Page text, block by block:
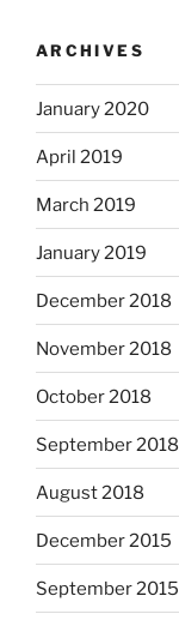
ARCHIVES
January 2020
April 2019
March 2019
January 2019
December 2018
November 2018
October 2018
September 2018
August 2018
December 2015
September 2015